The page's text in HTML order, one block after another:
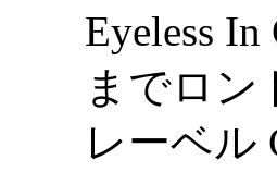
Eyeless
までロン
レーベル